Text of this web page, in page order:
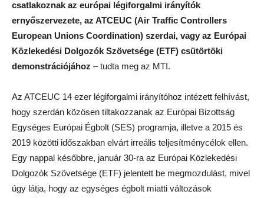
csatlakoznak az európai légiforgalmi irányítók
ernyőszervezete, az ATCEUC (Air Traffic Controllers
European Unions Coordination) szerdai, vagy az Európai
Közlekedési Dolgozók Szövetsége (ETF) csütörtöki
demonstrációjához – tudta meg az MTI.
Az ATCEUC 14 ezer légiforgalmi irányítóhoz intézett felhívást,
hogy szerdán közösen tiltakozzanak az Európai Bizottság
Egységes Európai Égbolt (SES) programja, illetve a 2015 és
2019 közötti időszakban elvárt irreális teljesítménycélok ellen.
Egy nappal későbbre, január 30-ra az Európai Közlekedési
Dolgozók Szövetsége (ETF) jelentett be megmozdulást, mivel
úgy látja, hogy az egységes égbolt miatti változások